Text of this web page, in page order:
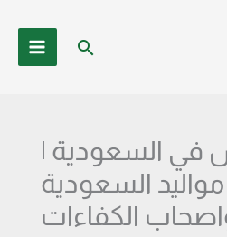
البحث
في السعودية |
السعودية
الكفاءات